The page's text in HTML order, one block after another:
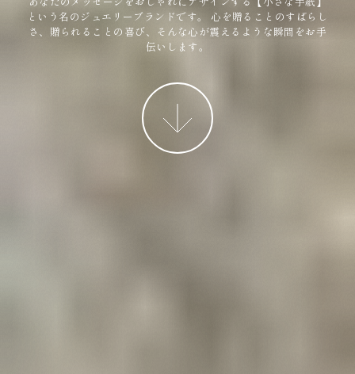
という名のジュエリーブランドです。
心を贈ることのすばらし
さ、贈られることの喜び、そんな心が震えるような瞬間をお手
伝いします。